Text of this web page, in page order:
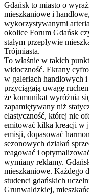
Gdańsk to miasto o
mieszkaniowe i
wykorzystywanymi
okolice Forum Gdańsk
stałym przepływie
Trójmiasta.
To właśnie w takich
widoczność. Ekrany
w galeriach handlowych
przyciągają uwagę
że komunikat wyróżnia
zapamiętywany niż
elastyczność, której nie
emitować kilka kreacji w
emisji, dopasować
sezonowych działań
reagować i
wymiany reklamy.
mieszkaniowe. Każdego
studenci gdańskich
Grunwaldzkiej,